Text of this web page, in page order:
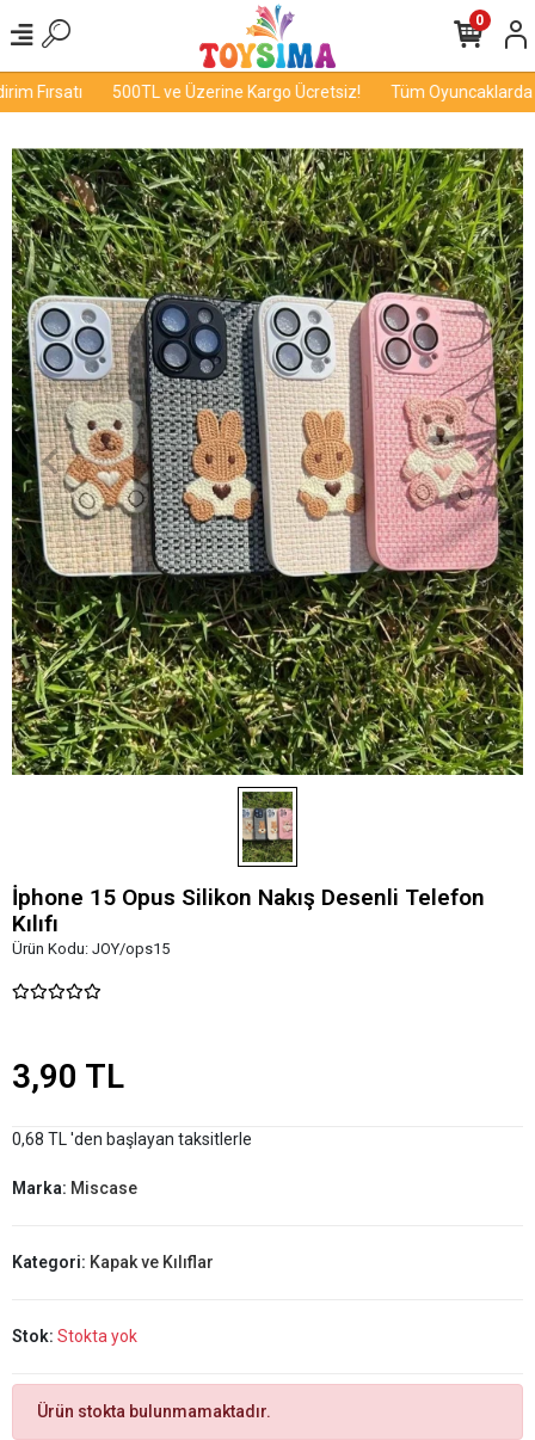
Fırsatı 500TL ve Üzerine Kargo Ücretsiz! Tüm Oyuncaklarda
0
İphone 15 Opus Silikon Nakış Desenli Telefon
Kılıfı
Ürün Kodu: JOY/ops15
3,90 TL
0,68 TL 'den başlayan taksitlerle
Marka: Miscase
Kategori: Kapak ve Kılıflar
Stok: Stokta yok
Ürün stokta bulunmamaktadır.